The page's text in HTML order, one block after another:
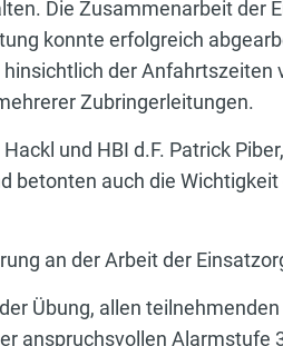
Die Zusammenarbeit der
konnte erfolgreich
der Anfahrtszeiten
Zubringerleitungen.
und HBI d.F. Patrick
betonten auch die
an der Arbeit der
Übung, allen
anspruchsvollen Alarmstufe